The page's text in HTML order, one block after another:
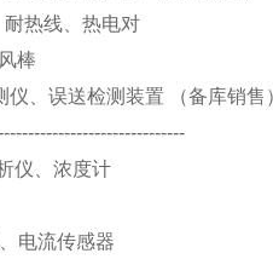
热线、热电对
棒
、误送检测装置 （备库销售
仪、浓度计
电流传感器